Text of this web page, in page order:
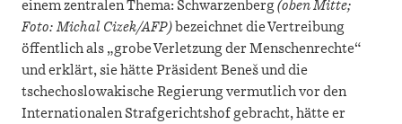
einem zentralen Thema: Schwarzenberg(oben Mitte;
Foto: Michal Cizek/AFP) bezeichnet die Vertreibung
öffentlich als „grobe Verletzung der Menschenrechte“
und erklärt, sie hätte Präsident Beneš und die
tschechoslowakische Regierung vermutlich vor den
Internationalen Strafgerichtshof gebracht, hätte er